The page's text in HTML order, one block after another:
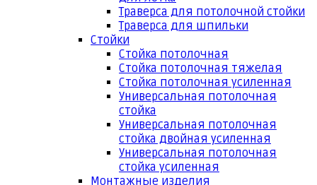
Траверса для потолочной стойки
Траверса для шпильки
Стойки
Стойка потолочная
Стойка потолочная тяжелая
Стойка потолочная усиленная
Универсальная потолочная
стойка
Универсальная потолочная
стойка двойная усиленная
Универсальная потолочная
стойка усиленная
Монтажные изделия